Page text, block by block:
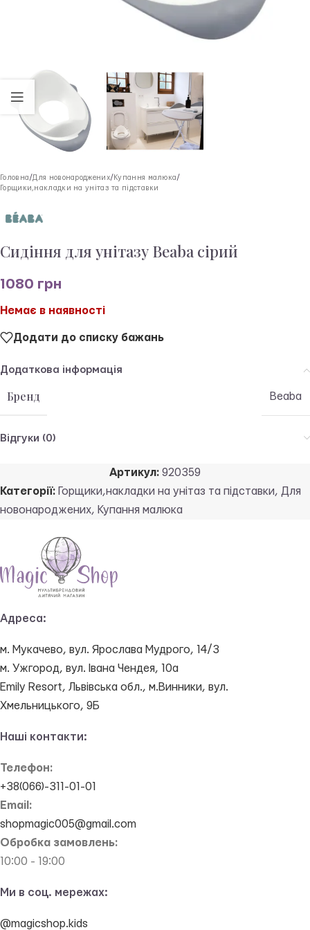
Головна /Для новонароджених/ Купання малюка /
Горщики,накладки на унітаз та підставки
Сидіння для унітазу Beaba сірий
1080 грн
Немає в наявності
Додати до списку бажань
Додаткова інформація
Бренд Beaba
Відгуки (0)
Артикул: 920359
Категорії: Горщики,накладки на унітаз та підставки, Для
новонароджених, Купання малюка
Адреса:
м. Мукачево, вул. Ярослава Мудрого, 14/3
м. Ужгород, вул. Івана Чендея, 10а
Emily Resort, Львівська обл., м.Винники, вул.
Хмельницького, 9Б
Наші контакти:
Телефон:
+38(066)-311-01-01
Email:
shopmagic005@gmail.com
Обробка замовлень:
10:00 - 19:00
Ми в соц. мережах:
@magicshop.kids